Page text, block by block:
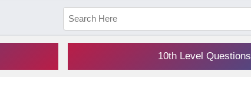
10th Level Questions